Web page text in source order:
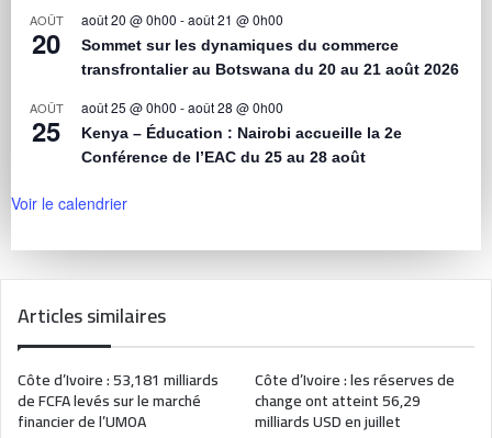
AOÛT
20
août 20 @ 0h00 -août 21 @ 0h00
Sommet sur les dynamiques du commerce
transfrontalier au Botswana du 20 au 21 août 2026
AOÛT
25
août 25 @ 0h00 -août 28 @ 0h00
Kenya – Éducation : Nairobi accueille la 2e
Conférence de l’EAC du 25 au 28 août
Voir le calendrier
Articles similaires
Côte d’Ivoire : 53,181 milliards
de FCFA levés sur le marché
financier de l’UMOA
Côte d’Ivoire : les réserves de
change ont atteint 56,29
milliards USD en juillet